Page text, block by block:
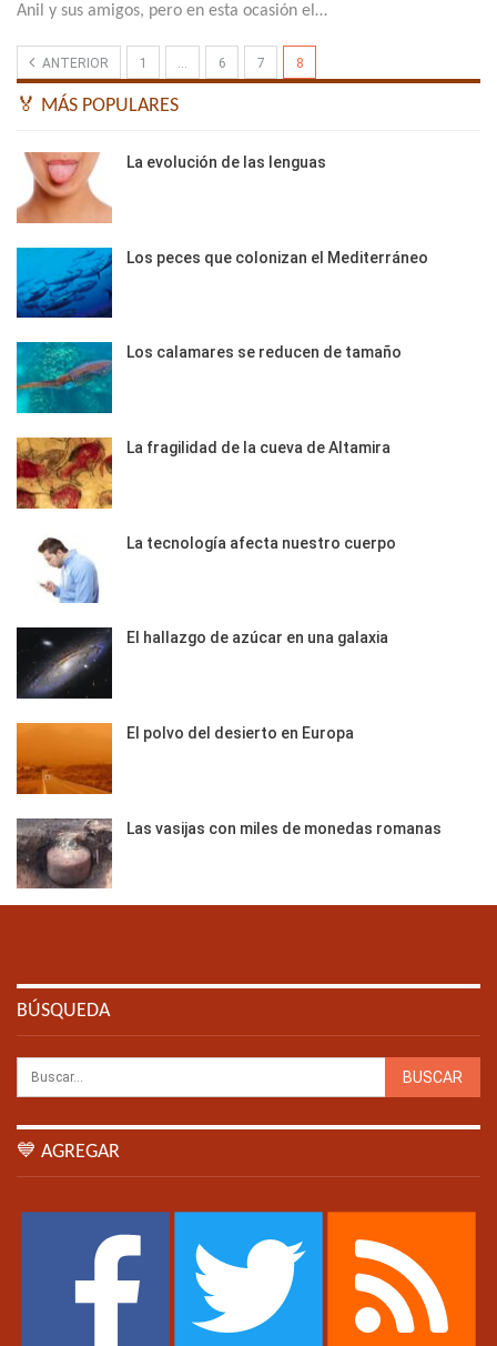
Anil y sus amigos, pero en esta ocasión el…
ANTERIOR 1 … 6 7 8
🏅 MÁS POPULARES
La evolución de las lenguas
Los peces que colonizan el Mediterráneo
Los calamares se reducen de tamaño
La fragilidad de la cueva de Altamira
La tecnología afecta nuestro cuerpo
El hallazgo de azúcar en una galaxia
El polvo del desierto en Europa
Las vasijas con miles de monedas romanas
BÚSQUEDA
💙 AGREGAR